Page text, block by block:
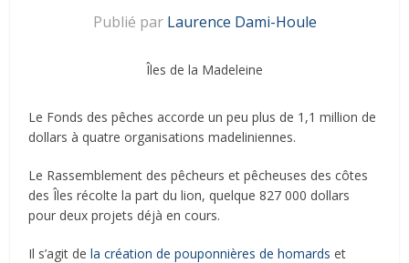
Publié par Laurence Dami-Houle
Îles de la Madeleine
Le Fonds des pêches accorde un peu plus de 1,1 million de
dollars à quatre organisations madeliniennes.
Le Rassemblement des pêcheurs et pêcheuses des côtes
des Îles récolte la part du lion, quelque 827 000 dollars
pour deux projets déjà en cours.
Il s’agit dela création de pouponnières de homards et